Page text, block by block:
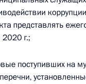
Федерации и
представлять
г.;
поступивших на